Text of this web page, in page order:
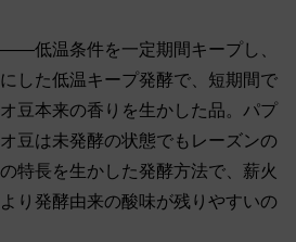
低温条件を一定期間キープし、
した低温キープ発酵で、短期間で
豆本来の香りを生かした品。パプ
豆は未発酵の状態でもレーズンの
特長を生かした発酵方法で、薪火
り発酵由来の酸味が残りやすいの